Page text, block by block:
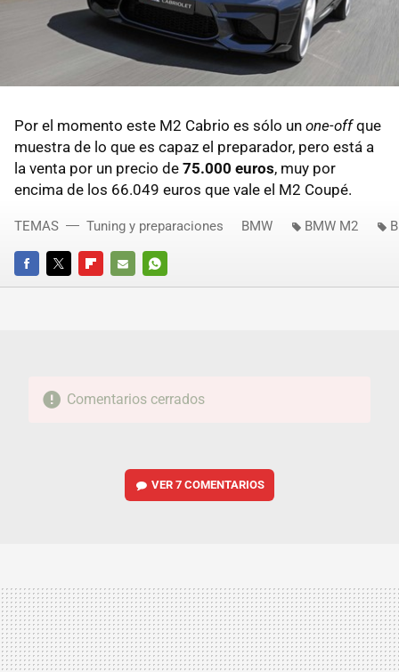
Por el momento este M2 Cabrio es sólo un one-offque
muestra de lo que es capaz el preparador, pero está a
la venta por un precio de 75.000 euros, muy por
encima de los 66.049 euros que vale el M2 Coupé.
FACEBOOKTWITTERFLIPBOARD
E-
WHATSAPP
TEMAS Tuning y preparaciones BMW BMW M2
Comentarios cerrados
VER7 COMENTARIOS